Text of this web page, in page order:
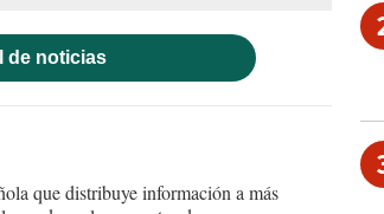
de noticias
que distribuye información a más